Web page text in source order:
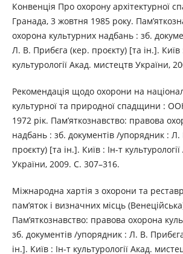
Конвенція Про охорону архітектурної
Гранада, 3 жовтня 1985 року.
охорона культурних надбань : зб.
Л. В. Прибєга (кер. проєкту) [та ін.]. Київ
культурології Акад. мистецтв України,
Рекомендація щодо охорони на
культурної та природної спадщини :
1972 рік. Пам’яткознавство: правова
надбань : зб. документів /упорядник :
проєкту) [та ін.]. Київ : Ін-т
України, 2009. С. 307–316.
Міжнародна хартія з охорони та
пам’яток і визначних місць
Пам’яткознавство: правова охорона
зб. документів /упорядник : Л. В.
ін.]. Київ : Ін-т культурології Акад.